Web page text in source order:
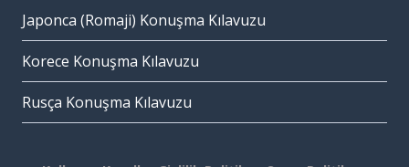
Japonca (Romaji) Konuşma Kılavuzu
Korece Konuşma Kılavuzu
Rusça Konuşma Kılavuzu